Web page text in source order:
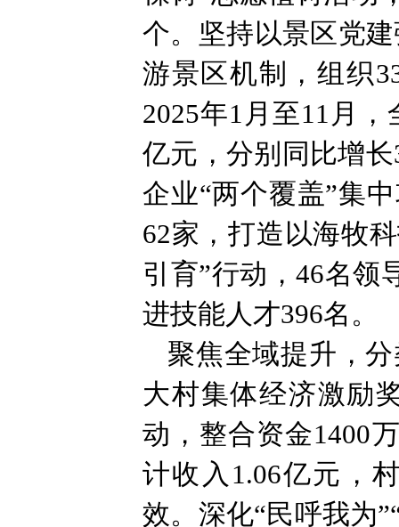
个。坚持以景区党
游景区机制，组织
2025年1月至11月
亿元，分别同比增
企业“两个覆盖”集
62家，打造以海牧
引育”行动，46名领
进技能人才396名。
聚焦全域提升，
大村集体经济激励
动，整合资金1400
计收入1.06亿元，
效。深化“民呼我为